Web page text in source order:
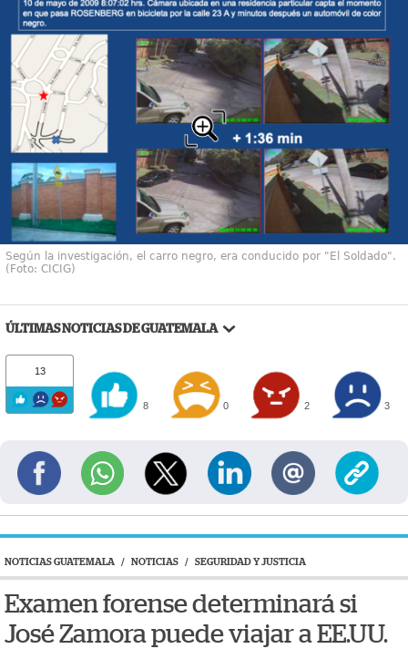
Según la investigación, el carro negro, era conducido por "El Soldado".
(Foto: CICIG)
ÚLTIMAS NOTICIAS DE GUATEMALA
13
8 0 2 3
NOTICIAS GUATEMALA / NOTICIAS / SEGURIDAD Y JUSTICIA
Examen forense determinará si
José Zamora puede viajar a EE.UU.